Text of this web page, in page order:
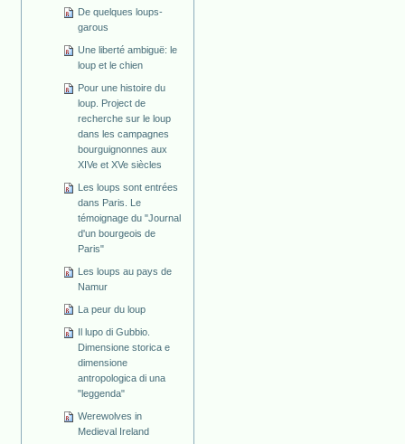
De quelques loups-
garous
Une liberté ambiguë: le
loup et le chien
Pour une histoire du
loup. Project de
recherche sur le loup
dans les campagnes
bourguignonnes aux
XIVe et XVe siècles
Les loups sont entrées
dans Paris. Le
témoignage du "Journal
d'un bourgeois de
Paris"
Les loups au pays de
Namur
La peur du loup
Il lupo di Gubbio.
Dimensione storica e
dimensione
antropologica di una
"leggenda"
Werewolves in
Medieval Ireland